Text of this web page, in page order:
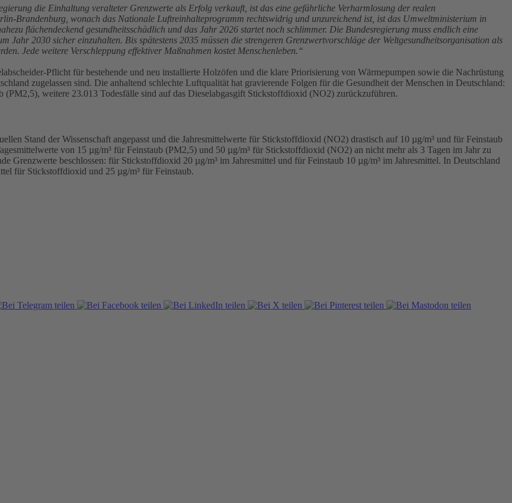
die Einhaltung veralteter Grenzwerte als Erfolg verkauft, ist das eine gefährliche Verharmlosung der realen
Brandenburg, wonach das Nationale Luftreinhalteprogramm rechtswidrig und unzureichend ist, ist das Umweltministerium in
flächendeckend gesundheitsschädlich und das Jahr 2026 startet noch schlimmer. Die Bundesregierung muss endlich eine
Jahr 2030 sicher einzuhalten. Bis spätestens 2035 müssen die strengeren Grenzwertvorschläge der Weltgesundheitsorganisation als
Jede weitere Verschleppung effektiver Maßnahmen kostet Menschenleben.“
Pflicht für bestehende und neu installierte Holzöfen und die klare Priorisierung von Wärmepumpen sowie die Nachrüstung
zugelassen sind. Die anhaltend schlechte Luftqualität hat gravierende Folgen für die Gesundheit der Menschen in Deutschland:
(PM2,5), weitere 23.013 Todesfälle sind auf das Dieselabgasgift Stickstoffdioxid (NO2) zurückzuführen.
Stand der Wissenschaft angepasst und die Jahresmittelwerte für Stickstoffdioxid (NO2) drastisch auf 10 µg/m³ und für Feinstaub
von 15 µg/m³ für Feinstaub (PM2,5) und 50 µg/m³ für Stickstoffdioxid (NO2) an nicht mehr als 3 Tagen im Jahr zu
Grenzwerte beschlossen: für Stickstoffdioxid 20 µg/m³ im Jahresmittel und für Feinstaub 10 µg/m³ im Jahresmittel. In Deutschland
für Stickstoffdioxid und 25 µg/m³ für Feinstaub.